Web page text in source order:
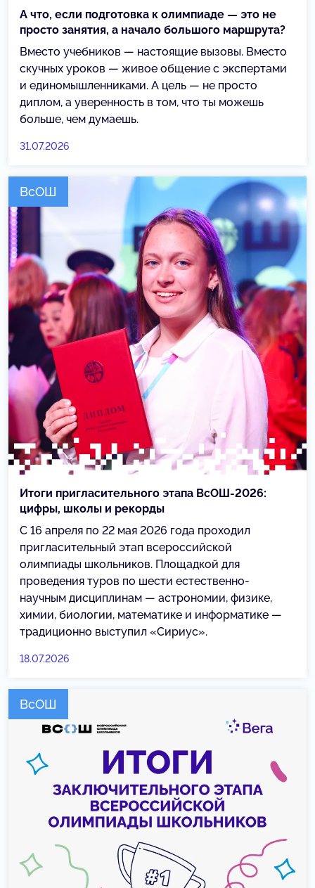
А что, если подготовка к олимпиаде — это не
просто занятия, а начало большого маршрута?
Вместо учебников — настоящие вызовы. Вместо
скучных уроков — живое общение с экспертами
и единомышленниками. А цель — не просто
диплом, а уверенность в том, что ты можешь
больше, чем думаешь.
31.07.2026
ВсОШ
Итоги пригласительного этапа ВсОШ-2026:
цифры, школы и рекорды
С 16 апреля по 22 мая 2026 года проходил
пригласительный этап всероссийской
олимпиады школьников. Площадкой для
проведения туров по шести естественно-
научным дисциплинам — астрономии, физике,
химии, биологии, математике и информатике —
традиционно выступил «Сириус».
18.07.2026
ВсОШ